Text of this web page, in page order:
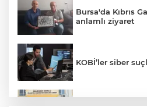
Bursa'da Kıbrıs
anlamlı ziyaret
KOBİ’ler siber